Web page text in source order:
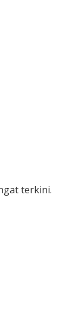
terkini.